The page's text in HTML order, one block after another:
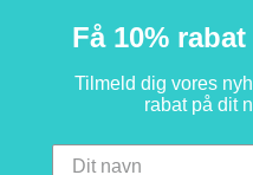
Få 10%
Tilmeld dig vores
rabat på dit